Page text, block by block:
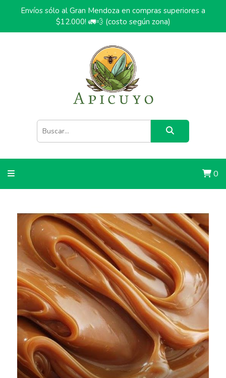
Envíos sólo al Gran Mendoza en compras superiores a
$12.000! 🚛💨 (costo según zona)
0